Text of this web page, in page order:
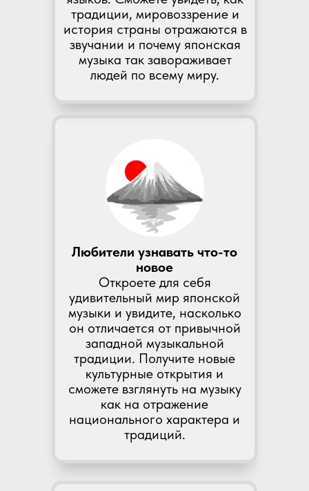
традиции, мировоззрение и
история страны отражаются в
звучании и почему японская
музыка так завораживает
людей по всему миру.
Любители узнавать что-то
новое
Откроете для себя
удивительный мир японской
музыки и увидите, насколько
он отличается от привычной
западной музыкальной
традиции. Получите новые
культурные открытия и
сможете взглянуть на музыку
как на отражение
национального характера и
традиций.